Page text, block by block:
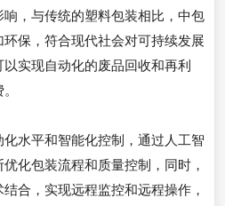
，与传统的塑料包装相比，中包
保，符合现代社会对可持续发展
实现自动化的废品回收和再利
水平和智能化控制，通过人工智
化包装流程和质量控制，同时，
合，实现远程监控和远程操作，